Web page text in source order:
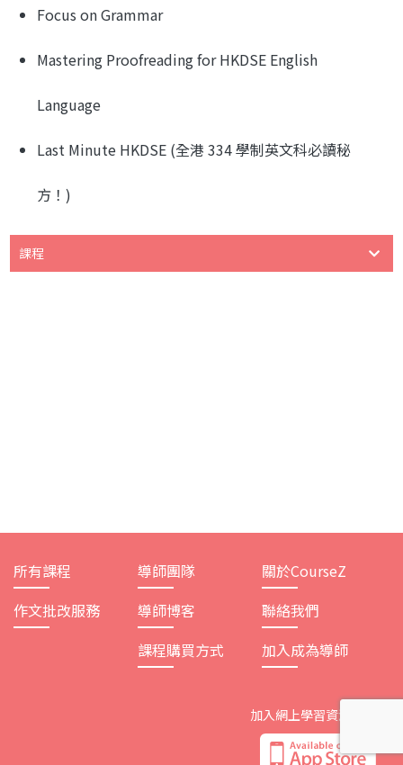
Focus on Grammar
Mastering Proofreading for HKDSE English
Language
Last Minute HKDSE (全港 334 學制英文科必讀秘
方！)
課程
所有課程
作文批改服務
導師團隊
導師博客
課程購買方式
關於CourseZ
聯絡我們
加入成為導師
加入網上學習資源平台